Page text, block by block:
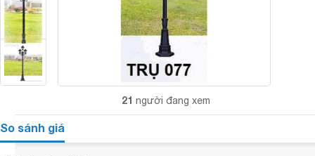
21 người đang xem
So sánh giá